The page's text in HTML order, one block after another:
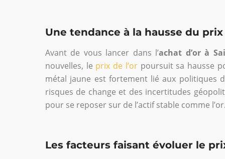
Une tendance à la hausse du
Avant de vous lancer dans l’achat d’or à
nouvelles, le prix de l’orpoursuit sa hausse
métal jaune est fortement lié aux politiques
risques de change et des incertitudes
pour se reposer sur de l’actif stable comme l’or.
Les facteurs faisant évoluer le